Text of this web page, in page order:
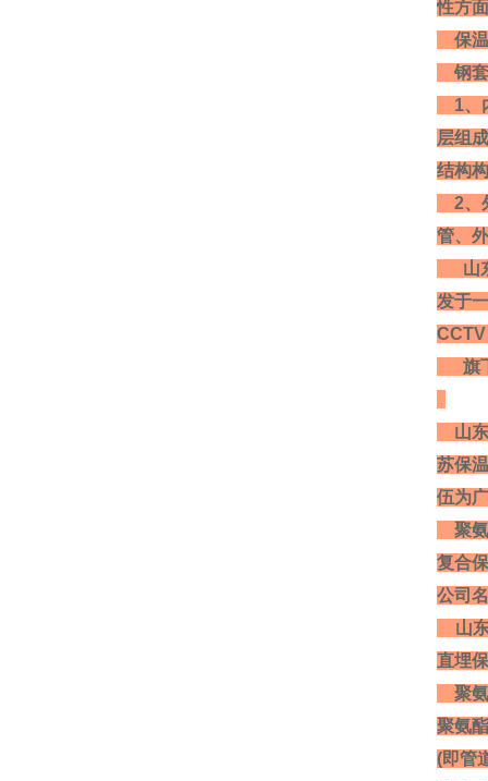
性方
保
钢套
1、
层组
结构
2、
管、
山
发于
旗下
山东
苏保
伍为
聚氨
复合
公司
山东
直埋
聚氨
聚氨
(即管